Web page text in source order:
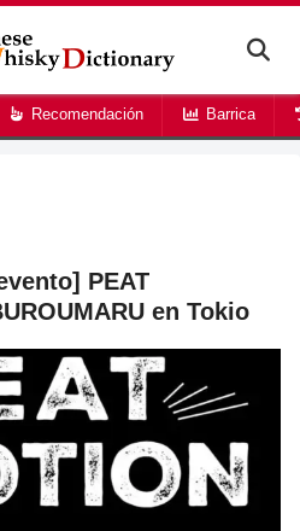
Recomendación Barrica
PEAT
en Tokio